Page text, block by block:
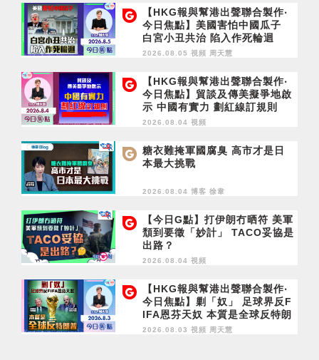
【HKG報與幫港出聲聯合製作‧
今日焦點】美國害怕中國瓜子
白宮小丑共治 陷入作死輪迴
2026.08.05 視頻 周天慧
【HKG報與幫港出聲聯合製作‧
今日焦點】貿談及傳美擬爭地啟
示 中國有實力 劃紅線訂規則
2026.08.04 視頻
糖衣難掩軍國腐臭 高市才是日
本最大挑戰
2026.08.04 博客 徐韋
【今日G點】打伊朗冇晒符 美軍
頹到要徵「妙計」 TACO妥協是
出路？
2026.08.04 視頻
【HKG報與幫港出聲聯合製作‧
今日焦點】剿「奴」 足球界反F
IFA恩芬天奴 本質是全球反特朗
普
2026.08.03 視頻 周天慧